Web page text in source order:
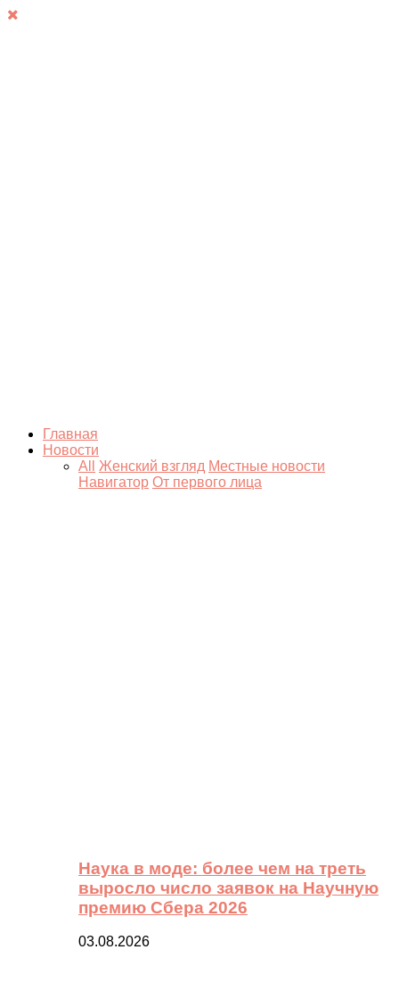
Главная
Новости
All
Женский взгляд Местные новости
Навигатор От первого лица
Наука в моде: более чем на треть
выросло число заявок на Научную
премию Сбера 2026
03.08.2026